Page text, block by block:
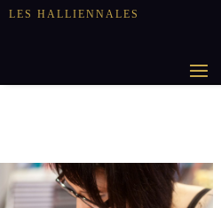
LES HALLIENNALES